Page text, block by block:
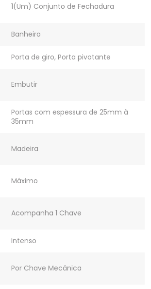
1(Um) Conjunto de Fechadura
Banheiro
Porta de giro, Porta pivotante
Embutir
Portas com espessura de 25mm à
35mm
Madeira
Máximo
Acompanha 1 Chave
Intenso
Por Chave Mecânica